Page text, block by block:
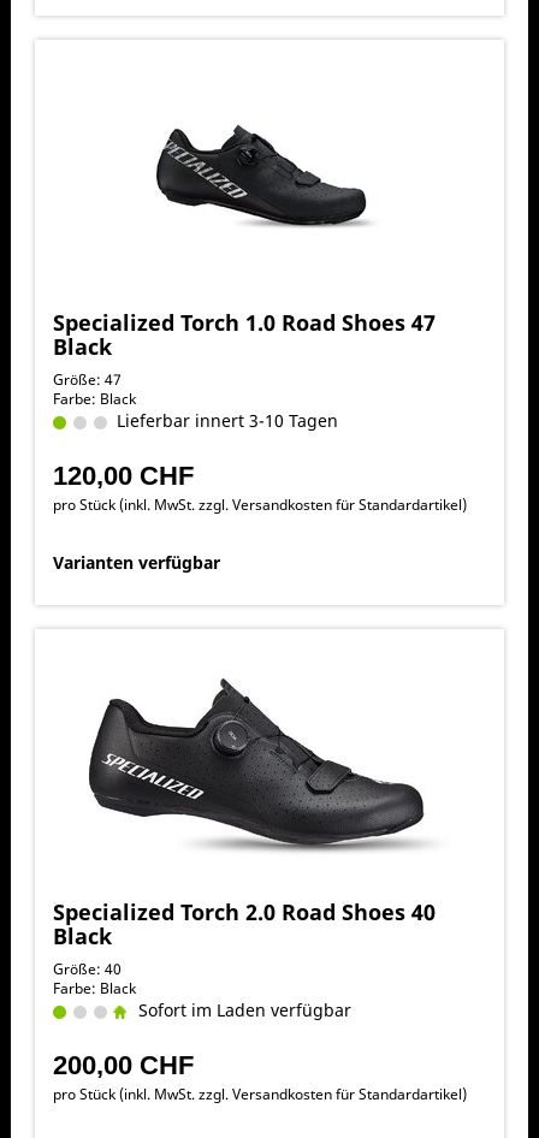
Specialized Torch 1.0 Road Shoes 47
Black
Größe: 47
Farbe: Black
Lieferbar innert 3-10 Tagen
120,00 CHF
pro Stück (inkl. MwSt. zzgl.Versandkosten für Standardartikel)
Varianten verfügbar
Specialized Torch 2.0 Road Shoes 40
Black
Größe: 40
Farbe: Black
Sofort im Laden verfügbar
200,00 CHF
pro Stück (inkl. MwSt. zzgl.Versandkosten für Standardartikel)